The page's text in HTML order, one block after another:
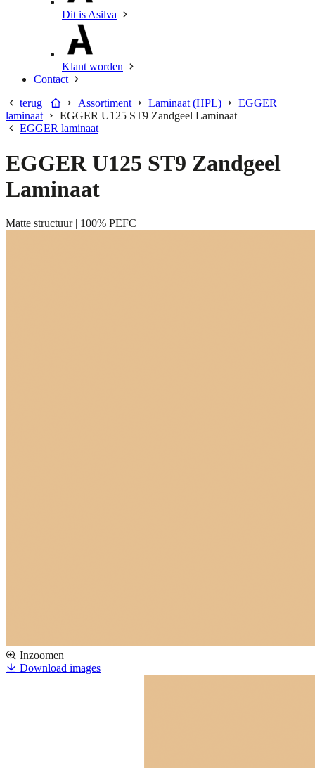
Dit is Asilva
Klant worden
Contact
terug | Assortiment Laminaat (HPL)
EGGER
laminaat
EGGER U125 ST9 Zandgeel Laminaat
EGGER laminaat
EGGER U125 ST9 Zandgeel
Laminaat
Matte structuur | 100% PEFC
Inzoomen
Download images